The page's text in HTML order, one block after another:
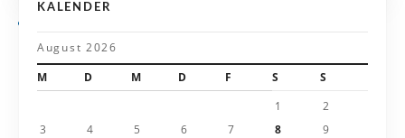
a
KALENDER
August 2026
M
D M D F S
S
1
2
3
4 5 6 7 8
9